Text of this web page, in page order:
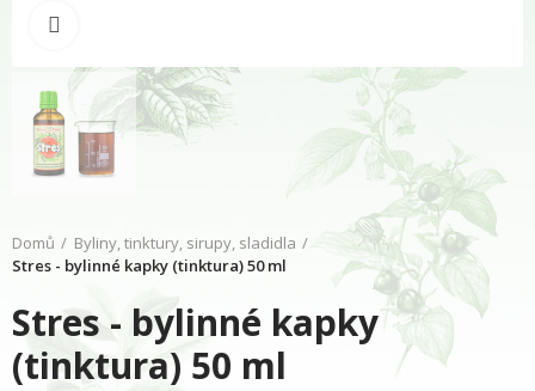
Domů
Byliny, tinktury, sirupy, sladidla
Stres - bylinné kapky (tinktura) 50 ml
Stres - bylinné kapky
(tinktura) 50 ml